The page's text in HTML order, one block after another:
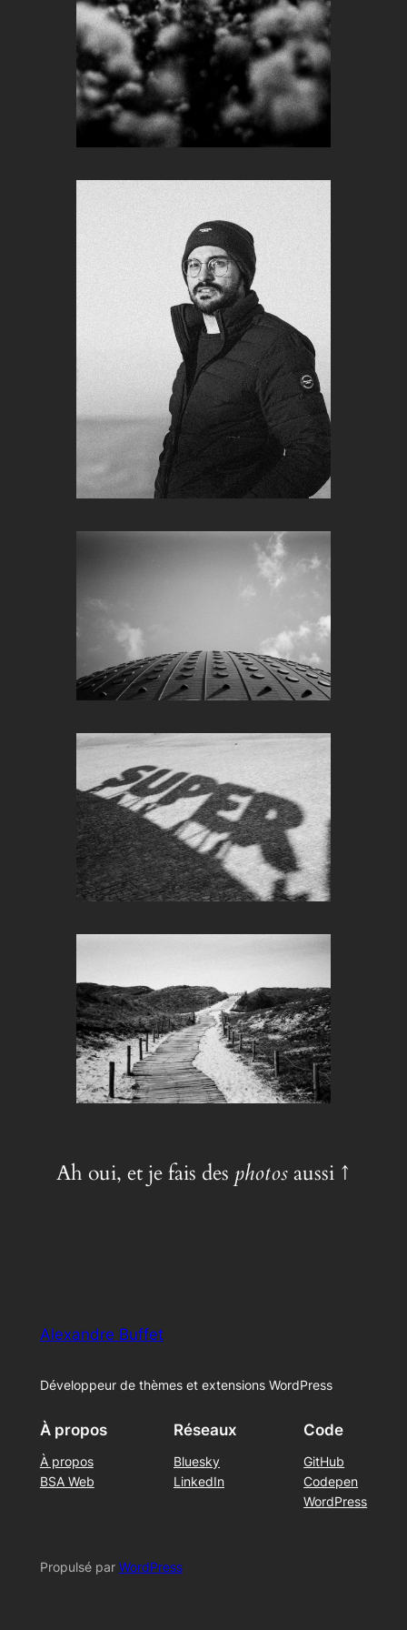
Ah oui, et je fais des photos aussi ↑
Alexandre Buffet
Développeur de thèmes et extensions WordPress
À propos
À propos
BSA Web
Réseaux
Bluesky
LinkedIn
Code
GitHub
Codepen
WordPress
Propulsé par WordPress